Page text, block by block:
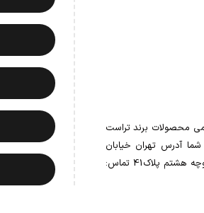
محصولات برند تراست
شما آدرس تهران خیابان
سهروردی، خیابان خرمشهر، خیابان عربعلی، کوچه هشتم پلاک41 تماس: